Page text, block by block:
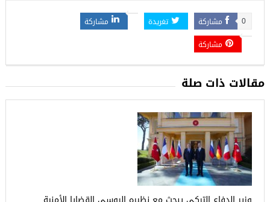
مشاركة 0 تغريدة
مشاركة
مشاركة
مقالات ذات صلة